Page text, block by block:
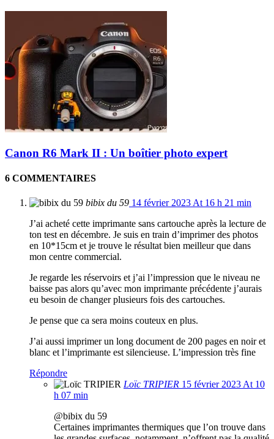
Canon R6 Mark II : Un boîtier photo expert
6 COMMENTAIRES
bibix du 59 14 février 2023 At 16 h 21 min
J’ai acheté cette imprimante sans cartouche après la lecture de
ton test en décembre. Je suis en train d’imprimer des photos
en 10*15cm et je trouve le résultat bien meilleur que dans
mon centre commercial.
Je regarde les réservoirs et j’ai l’impression que le niveau ne
baisse pas alors qu’avec mon imprimante précédente j’aurais
eu besoin de changer plusieurs fois des cartouches.
Je pense que ca sera moins couteux en plus.
J’ai aussi imprimer un long document de 200 pages en noir et
blanc et l’imprimante est silencieuse. L’impression très fine
Répondre
Loïc TRIPIER 15 février 2023 At 10
h 07 min
@bibix du 59
Certaines imprimantes thermiques que l’on trouve dans